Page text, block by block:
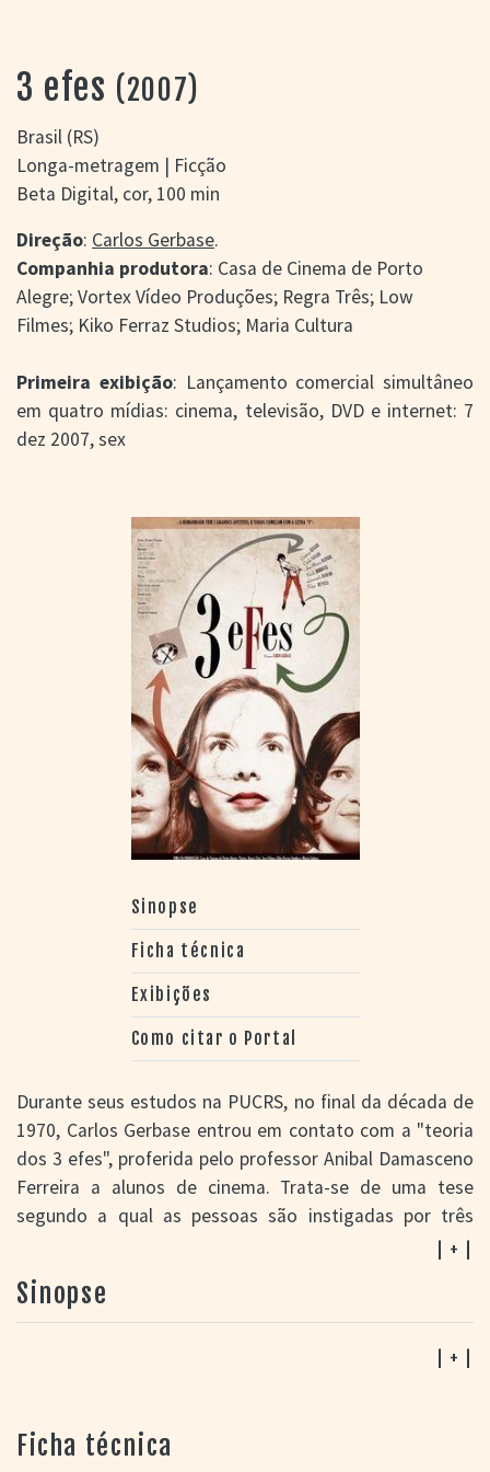
PORTAL DO
CINEMA GAÚCHO
> BUSCA AVANÇADA
> LISTA DE FILMES
> FILMOGRAFIAS DE
> DISCOGRAFIAS
> BIBLIOGRAFIAS
CONTATO E
LOCALIZAÇÃO
3 efes (2007)
Brasil (RS)
Longa-metragem | Ficção
Beta Digital, cor, 100 min
Direção: Carlos Gerbase.
Companhia produtora: Casa de Cinema de Porto
Alegre; Vortex Vídeo Produções; Regra Três; Low
Filmes; Kiko Ferraz Studios; Maria Cultura
Primeira exibição: Lançamento comercial simultâneo
em quatro mídias: cinema, televisão, DVD e internet: 7
dez 2007, sex
Sinopse
Ficha técnica
Exibições
Como citar o Portal
Durante seus estudos na PUCRS, no final da década de
1970, Carlos Gerbase entrou em contato com a "teoria
dos 3 efes", proferida pelo professor Anibal Damasceno
Ferreira a alunos de cinema. Trata-se de uma tese
segundo a qual as pessoas são instigadas por três
apetites principais: fome, f*** e fasma – palavra de
Certa vez, alguém sugeriu substituir o termo "sexo" por
seu equivalente que começa com a letra efe. Assim,
esta se tornou a "teoria dos três efes". Em homenagem
às origens, período marcado por longas independentes
| + |
Sinopse
| + |
Ficha técnica